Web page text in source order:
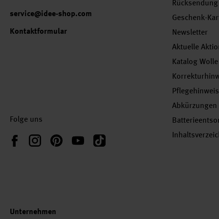
service@idee-shop.com
Kontaktformular
Folge uns
FacebookInstagramPinterestYouTubeTikTok
Rücksendung
Geschenk-
Newsletter
Aktuelle
Katalog
Abkürzungen
Unternehmen